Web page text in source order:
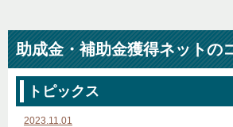
助成金・補助金獲得ネットの
トピックス
2023.11.01